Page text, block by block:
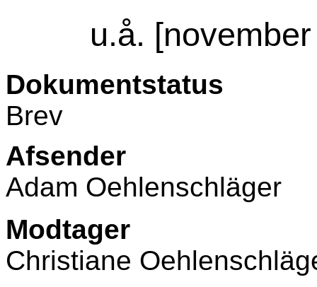
u.å.
Dokumentstatus
Brev
Afsender
Adam Oehlenschläger
Modtager
Christiane